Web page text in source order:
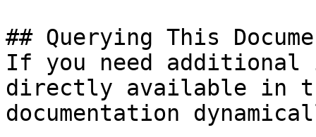
## Querying This
If you need
directly available in
documentation